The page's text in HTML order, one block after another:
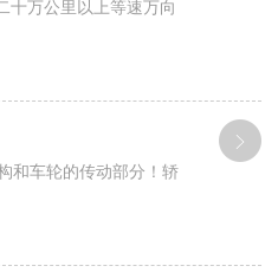
十万公里以上等速万向
和车轮的传动部分！轿